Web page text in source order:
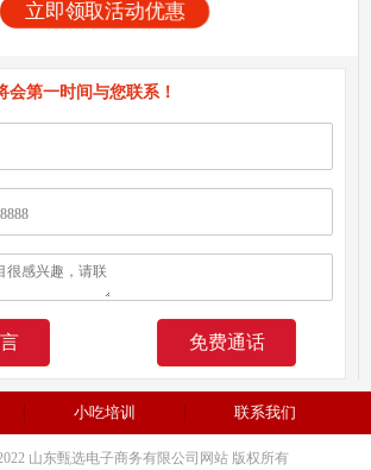
立即领取活动优惠
会第一时间与您联系！
免费通话
小吃培训 联系我们
山东甄选电子商务有限公司网站 版权所有